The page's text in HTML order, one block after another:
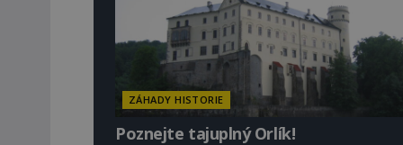
ZÁHADY HISTORIE
Poznejte tajuplný Orlík!